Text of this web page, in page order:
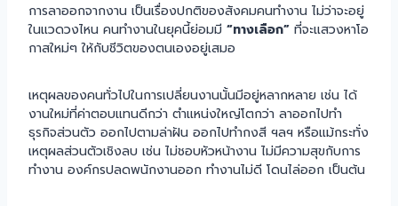
การลาออกจากงาน เป็นเรื่องปกติของสังคมคนทำงาน ไม่ว่าจะอยู่
ในแวดวงไหน คนทำงานในยุคนี้ย่อมมี “ทางเลือก” ที่จะแสวงหาโอ
กาสใหม่ๆ ให้กับชีวิตของตนเองอยู่เสมอ
เหตุผลของคนทั่วไปในการเปลี่ยนงานนั้นมีอยู่หลากหลาย เช่น ได้
งานใหม่ที่ค่าตอบแทนดีกว่า ตำแหน่งใหญ่โตกว่า ลาออกไปทำ
ธุรกิจส่วนตัว ออกไปตามล่าฝัน ออกไปทำกงสี ฯลฯ หรือแม้กระทั่ง
เหตุผลส่วนตัวเชิงลบ เช่น ไม่ชอบหัวหน้างาน ไม่มีความสุขกับการ
ทำงาน องค์กรปลดพนักงานออก ทำงานไม่ดี โดนไล่ออก เป็นต้น